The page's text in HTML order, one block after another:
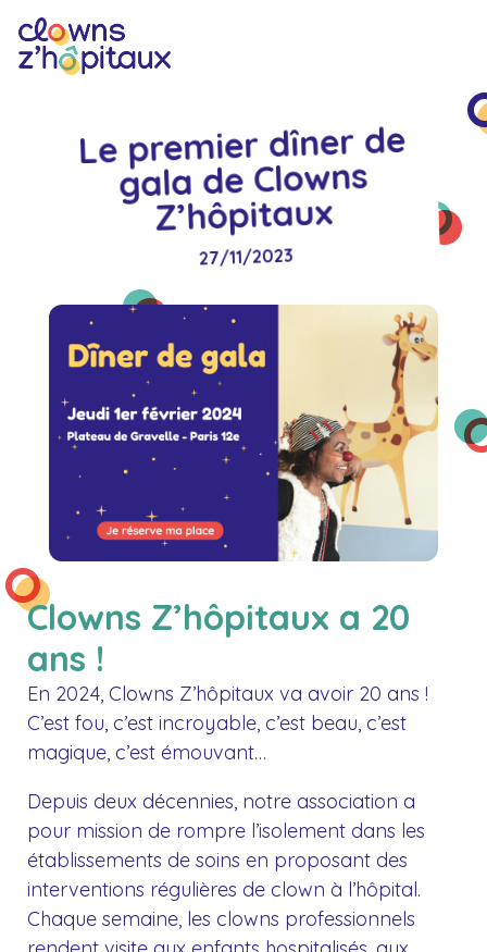
Le premier dîner de
gala de Clowns
Z’hôpitaux
27/11/2023
Clowns Z’hôpitaux a 20
ans !
En 2024, Clowns Z’hôpitaux va avoir 20 ans !
C’est fou, c’est incroyable, c’est beau, c’est
magique, c’est émouvant…
Depuis deux décennies, notre association a
pour mission de rompre l’isolement dans les
établissements de soins en proposant des
interventions régulières de clown à l’hôpital.
Chaque semaine, les clowns professionnels